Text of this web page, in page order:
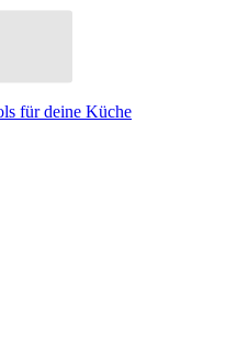
für deine Küche